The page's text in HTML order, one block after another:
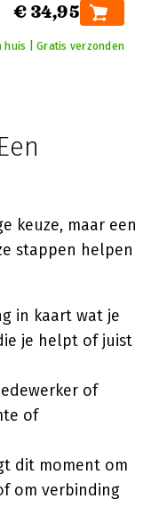
€ 34,95
huis | Gratis verzonden
keuze, maar een
stappen helpen
in kaart wat je
je helpt of juist
of
of
dit moment om
om verbinding